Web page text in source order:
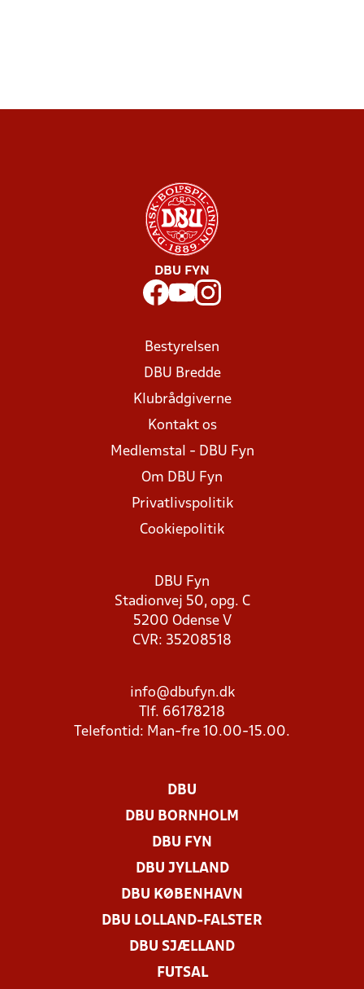
DBU FYN
Bestyrelsen
DBU Bredde
Klubrådgiverne
Kontakt os
Medlemstal - DBU Fyn
Om DBU Fyn
Privatlivspolitik
Cookiepolitik
DBU Fyn
Stadionvej 50, opg. C
5200 Odense V
CVR: 35208518
info@dbufyn.dk
Tlf. 66178218
Telefontid: Man-fre 10.00-15.00.
DBU
DBU BORNHOLM
DBU FYN
DBU JYLLAND
DBU KØBENHAVN
DBU LOLLAND-FALSTER
DBU SJÆLLAND
FUTSAL